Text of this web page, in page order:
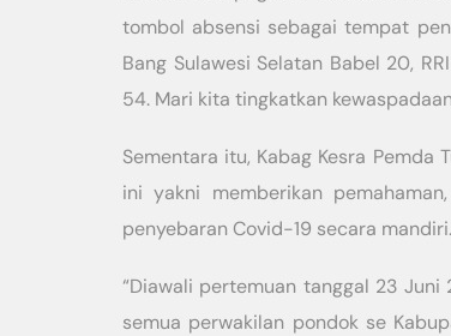
tombol absensi sebagai tempat
Bang Sulawesi Selatan Babel 20,
54. Mari kita tingkatkan
Sementara itu, Kabag Kesra Pemda
ini yakni memberikan
penyebaran Covid-19 secara
“Diawali pertemuan tanggal 23
semua perwakilan pondok se